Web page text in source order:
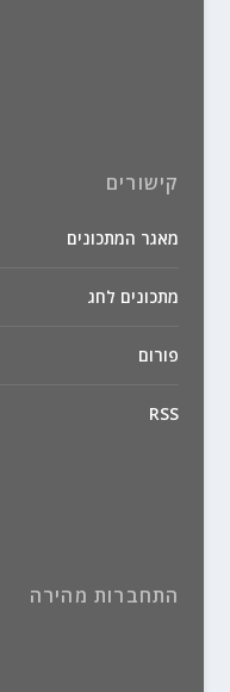
קישורים
מאגר המתכונים
מתכונים לחג
פורום
RSS
התחברות מהירה